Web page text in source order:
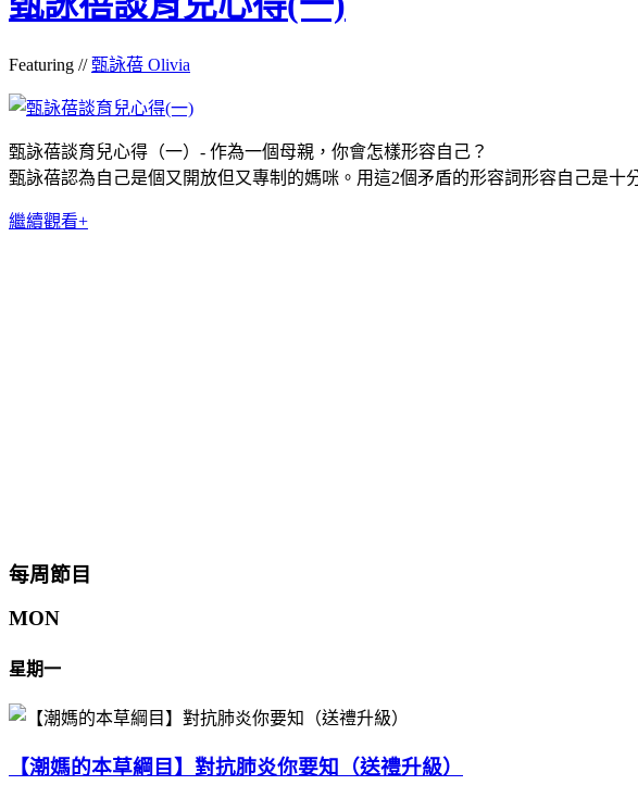
Featuring // 甄詠蓓 Olivia
甄詠蓓談育兒心得（一）- 作為一個母親，你會怎樣形容自己？
甄詠蓓認為自己是個又開放但又專制的媽咪。用這2個矛盾的形容詞形容自己是十
繼續觀看+
每周節目
MON
星期一
【潮媽的本草綱目】對抗肺炎你要知（送禮升級）